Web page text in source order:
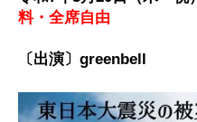
料・全席自由
〔出演〕greenbell